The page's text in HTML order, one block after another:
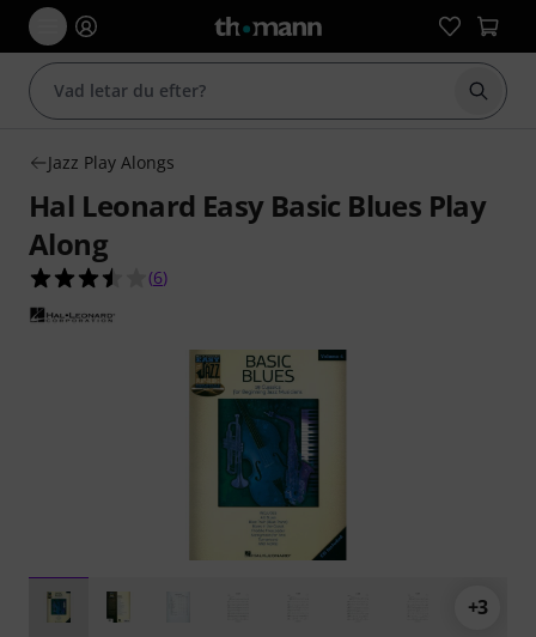
Börja
Jazz Play Alongs
Hal Leonard Easy Basic Blues Play
Along
3.5 av 5 stjärnor från 6 kundbetyg
(6)
+3